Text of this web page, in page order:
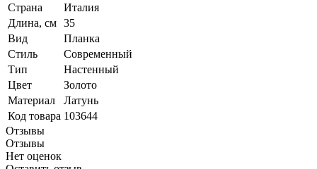
Страна
Италия
Длина, см 35
Вид
Планка
Стиль
Современный
Тип
Настенный
Цвет
Золото
Материал
Латунь
Код товара 103644
Отзывы
Отзывы
Нет оценок